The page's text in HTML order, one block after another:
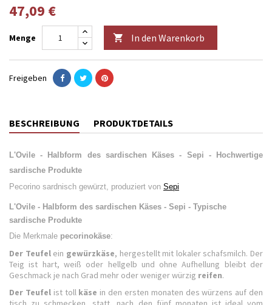
47,09 €
Menge  In den Warenkorb
Freigeben
BESCHREIBUNG PRODUKTDETAILS
L'Ovile - Halbform des sardischen Käses - Sepi - Hochwertige
sardische Produkte
Pecorino sardnisch gewürzt, produziert von Sepi
L'Ovile - Halbform des sardischen Käses - Sepi - Typische
sardische Produkte
Die Merkmale pecorinokäse:
Der Teufelein gewürzkäse, hergestellt mit lokaler schafsmilch. Der
Teig ist hart, weiß oder hellgelb und ohne Aufhellung bleibt der
Geschmack je nach Grad mehr oder weniger würzig reifen.
Der Teufelist toll käse in den ersten monaten des würzens auf den